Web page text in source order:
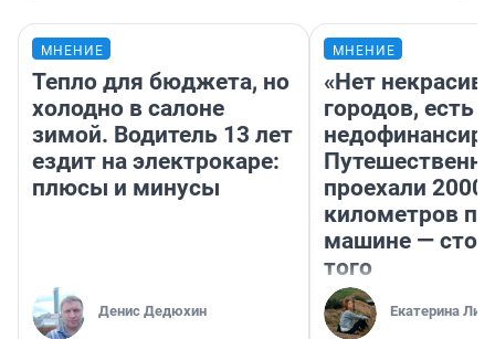
МНЕНИЕ
Тепло для бюджета, но
холодно в салоне
зимой. Водитель 13 лет
ездит на электрокаре:
плюсы и минусы
Денис Дедюхин
МНЕНИЕ
«Нет
городов, есть
проехали 2000
километров по
машине —
того
Екатерина